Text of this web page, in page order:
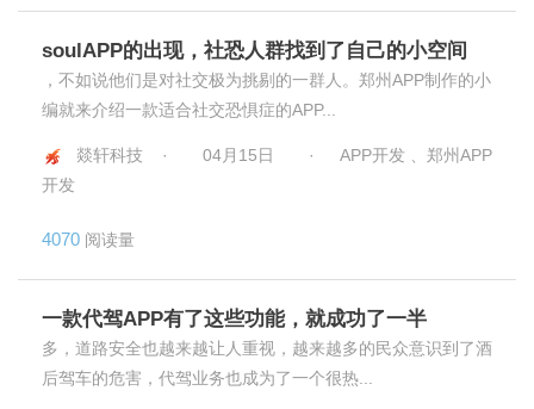
soulAPP的出现，社恐人群找到了自己的小空间
，不如说他们是对社交极为挑剔的一群人。郑州APP制作的小
编就来介绍一款适合社交恐惧症的APP...
燚轩科技 · 04月15日 ·
APP开发 、郑州APP
开发
4070 阅读量
一款代驾APP有了这些功能，就成功了一半
多，道路安全也越来越让人重视，越来越多的民众意识到了酒
后驾车的危害，代驾业务也成为了一个很热...